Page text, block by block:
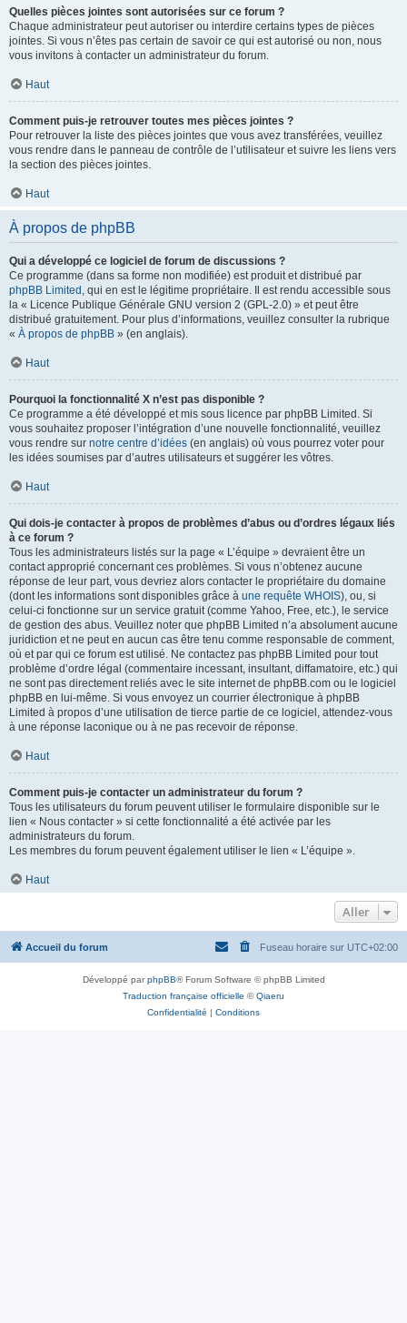
Quelles pièces jointes sont autorisées sur ce forum ?
Chaque administrateur peut autoriser ou interdire certains types de pièces
jointes. Si vous n’êtes pas certain de savoir ce qui est autorisé ou non, nous
vous invitons à contacter un administrateur du forum.
Haut
Comment puis-je retrouver toutes mes pièces jointes ?
Pour retrouver la liste des pièces jointes que vous avez transférées, veuillez
vous rendre dans le panneau de contrôle de l’utilisateur et suivre les liens vers
la section des pièces jointes.
Haut
À propos de phpBB
Qui a développé ce logiciel de forum de discussions ?
Ce programme (dans sa forme non modifiée) est produit et distribué par
phpBB Limited , qui en est le légitime propriétaire. Il est rendu accessible sous
la « Licence Publique Générale GNU version 2 (GPL-2.0) » et peut être
distribué gratuitement. Pour plus d’informations, veuillez consulter la rubrique
« À propos de phpBB » (en anglais).
Haut
Pourquoi la fonctionnalité X n’est pas disponible ?
Ce programme a été développé et mis sous licence par phpBB Limited. Si
vous souhaitez proposer l’intégration d’une nouvelle fonctionnalité, veuillez
vous rendre sur notre centre d’idées (en anglais) où vous pourrez voter pour
les idées soumises par d’autres utilisateurs et suggérer les vôtres.
Haut
Qui dois-je contacter à propos de problèmes d’abus ou d’ordres légaux liés
à ce forum ?
Tous les administrateurs listés sur la page « L’équipe » devraient être un
contact approprié concernant ces problèmes. Si vous n’obtenez aucune
réponse de leur part, vous devriez alors contacter le propriétaire du domaine
(dont les informations sont disponibles grâce à une requête WHOIS), ou, si
celui-ci fonctionne sur un service gratuit (comme Yahoo, Free, etc.), le service
de gestion des abus. Veuillez noter que phpBB Limited n’a absolument aucune
juridiction et ne peut en aucun cas être tenu comme responsable de comment,
où et par qui ce forum est utilisé. Ne contactez pas phpBB Limited pour tout
problème d’ordre légal (commentaire incessant, insultant, diffamatoire, etc.) qui
ne sont pas directement reliés avec le site internet de phpBB.com ou le logiciel
phpBB en lui-même. Si vous envoyez un courrier électronique à phpBB
Limited à propos d’une utilisation de tierce partie de ce logiciel, attendez-vous
à une réponse laconique ou à ne pas recevoir de réponse.
Haut
Comment puis-je contacter un administrateur du forum ?
Tous les utilisateurs du forum peuvent utiliser le formulaire disponible sur le
lien « Nous contacter » si cette fonctionnalité a été activée par les
administrateurs du forum.
Les membres du forum peuvent également utiliser le lien « L’équipe ».
Haut
Aller
Accueil du forum Fuseau horaire sur UTC+02:00
Développé parphpBB® Forum Software © phpBB Limited
Traduction française officielle ©Qiaeru
Confidentialité | Conditions